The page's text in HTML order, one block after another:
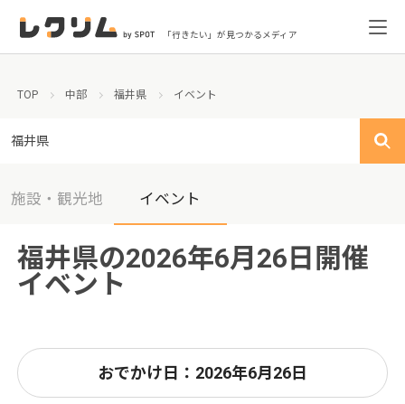
「行きたい」が見つかるメディア
TOP 中部 福井県 イベント
福井県
施設・観光地 イベント
福井県の2026年6月26日開催
イベント
おでかけ日：2026年6月26日